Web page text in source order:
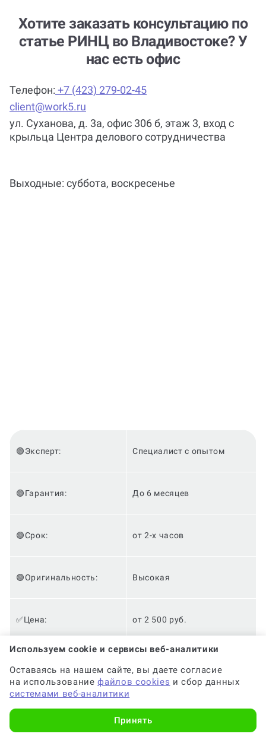
Хотите заказать консультацию по
статье РИНЦ во Владивостоке? У
нас есть офис
Телефон: +7 (423) 279-02-45
client@work5.ru
ул. Суханова, д. 3а, офис 306 б, этаж 3, вход с
крыльца Центра делового сотрудничества
Выходные: суббота, воскресенье
🟢Эксперт: Специалист с опытом
🟢Гарантия: До 6 месяцев
🟢Срок: от 2-х часов
🟢Оригинальность: Высокая
✅Цена: от 2 500 руб.
Используем cookie и сервисы веб-аналитики
Оставаясь на нашем сайте, вы даете согласие
на использованиефайлов cookies и сбор данных
системами веб-аналитики
Принять